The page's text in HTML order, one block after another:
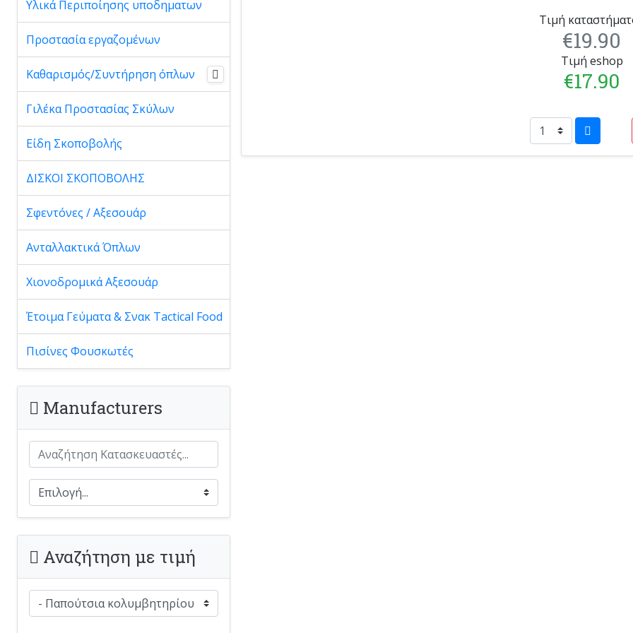
Τιμή
€19.90
Τιμή eshop
€17.90
Υλικά Περιποίησης υποδηματων
Προστασία εργαζομένων
Καθαρισμός/Συντήρηση όπλων
Γιλέκα Προστασίας Σκύλων
Είδη Σκοποβολής
ΔΙΣΚΟΙ ΣΚΟΠΟΒΟΛΗΣ
Σφεντόνες / Αξεσουάρ
Ανταλλακτικά Όπλων
Χιονοδρομικά Αξεσουάρ
Έτοιμα Γεύματα & Σνακ Tactical Food
Πισίνες Φουσκωτές
Manufacturers
Αναζήτηση με τιμή